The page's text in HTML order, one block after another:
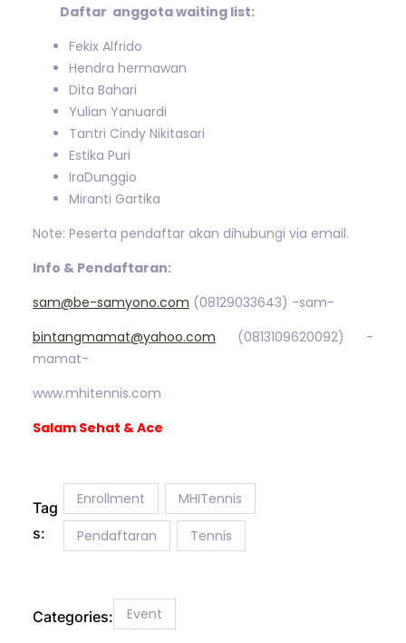
Daftar anggota waiting list:
Fekix Alfrido
Hendra hermawan
Dita Bahari
Yulian Yanuardi
Tantri Cindy Nikitasari
Estika Puri
IraDunggio
Miranti Gartika
Note: Peserta pendaftar akan dihubungi via email.
Info & Pendaftaran:
sam@be-samyono.com (08129033643) -sam-
bintangmamat@yahoo.com (0813109620092) -
mamat-
www.mhitennis.com
Salam Sehat & Ace
Tag
s:
Enrollment MHITennis
Pendaftaran Tennis
Categories: Event